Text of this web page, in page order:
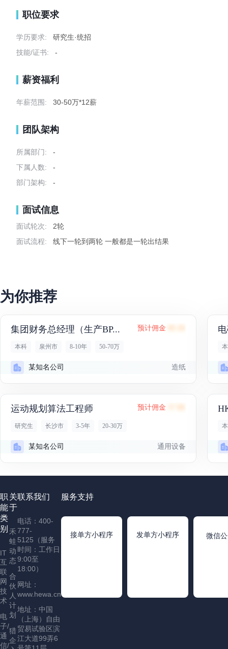
职位要求
学历要求:
研究生·统招
技能/证书:
-
薪资福利
年薪范围: 30-50万*12薪
团队架构
所属部门:
-
下属人数:
-
部门架构:
-
面试信息
面试轮次:
2轮
面试流程:
线下一轮到两轮 一般都是一轮出结果
为你推荐
集团财务总经理（生产BP... 预计佣金
本科 泉州市 8-10年 50-70万
某知名公司 造纸
运动规划算法工程师 预计佣金
研究生 长沙市 3-5年 20-30万
某知名公司 通用设备
职
能
类
别
IT
互
联
网
技
术
电
子/
通
信/
关
于
禾
蛙
动
态
合
伙
人
计
划
猎
企
联系我们
电话：400-
777-
5125（服务
时间：工作日
9:00至
18:00）
网址：
www.hewa.cn
地址：中国
（上海）自由
贸易试验区滨
江大道99弄6
服务支持
接单方小程序 发单方小程序 微信